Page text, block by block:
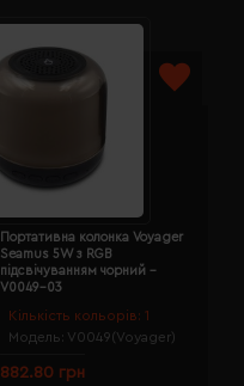
Кількість кольорів: 1
Модель: V0049(Voyager)
Портативна колонка Voyager
Seamus 5W з RGB
підсвічуванням чорний -
V0049-03
882.80 грн